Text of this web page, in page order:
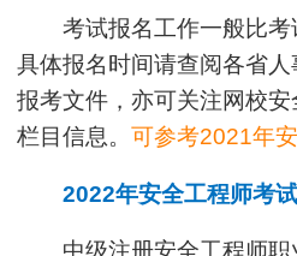
考试报名工作一般比考
具体报名时间请查阅各省
报考文件，亦可关注网校
栏目信息。可参考2021年
2022年安全工程师考试